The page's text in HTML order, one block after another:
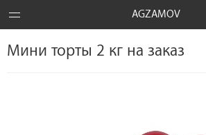
AGZAMOV
Мини торты 2 кг на заказ